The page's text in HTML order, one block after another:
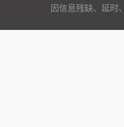
因信息残缺、延时